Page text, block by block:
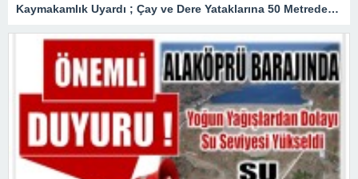
Kaymakamlık Uyardı ; Çay ve Dere Yataklarına 50 Metreden Fazla Yaklaşmayın